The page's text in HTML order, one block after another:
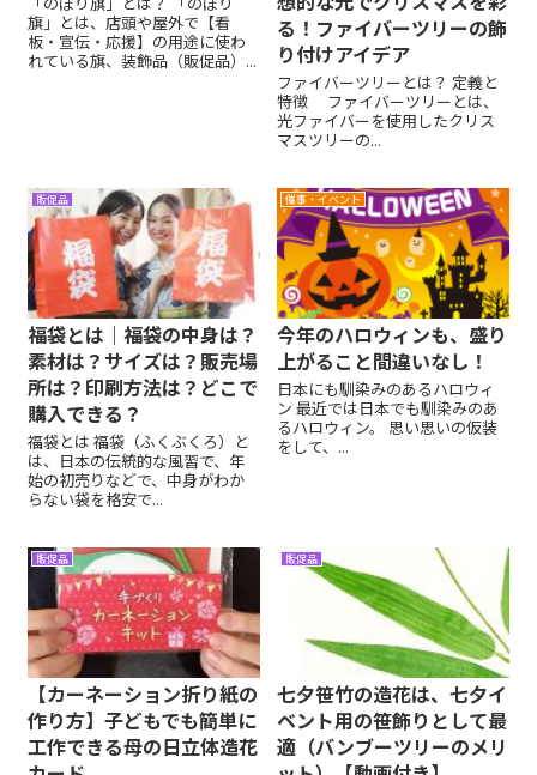
旗」とは、店頭や屋外で【看
板・宣伝・応援】の用途に使わ
れている旗、装飾品（販促品）...
る！ファイバーツリーの飾
り付けアイデア
ファイバーツリーとは？ 定義と
特徴 ファイバーツリーとは、
光ファイバーを使用したクリス
マスツリーの...
販促品
福袋とは｜福袋の中身は？
素材は？サイズは？販売場
所は？印刷方法は？どこで
購入できる？​​
福袋とは 福袋（ふくぶくろ）と
は、日本の伝統的な風習で、年
始の初売りなどで、中身がわか
らない袋を格安で...
催事・イベント
今年のハロウィンも、盛り
上がること間違いなし！
日本にも馴染みのあるハロウィ
ン 最近では日本でも馴染みのあ
るハロウィン。 思い思いの仮装
をして、...
販促品
【カーネーション折り紙の
作り方】子どもでも簡単に
工作できる母の日立体造花
販促品
七夕笹竹の造花は、七夕イ
ベント用の笹飾りとして最
適（バンブーツリーのメリ